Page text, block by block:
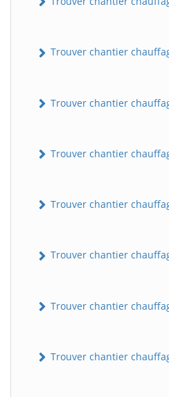
Trouver chantier
Trouver chantier
Trouver chantier
Trouver chantier
Trouver chantier
Trouver chantier
Trouver chantier